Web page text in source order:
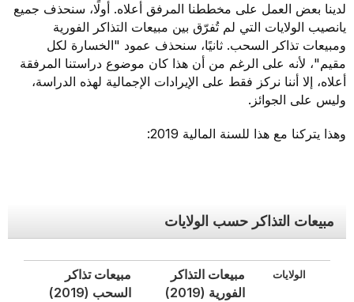
لدينا بعض العمل على مخططنا المرفق أعلاه. أولًا، سنحذف جميع
يانصيب الولايات التي لم تُفرّق بين مبيعات التذاكر الفورية
ومبيعات تذاكر السحب. ثانيًا، سنحذف عمود "الخسارة لكل
مقيم"، لأنه على الرغم من أن هذا كان موضوع دراستنا المرفقة
أعلاه، إلا أننا نركز فقط على الإيرادات الإجمالية لهذه الدراسة،
وليس على الجوائز.
وهذا يتركنا مع هذا للسنة المالية 2019:
مبيعات التذاكر حسب الولايات
الولايات
مبيعات التذاكر
الفورية (2019)
مبيعات تذاكر
السحب (2019)